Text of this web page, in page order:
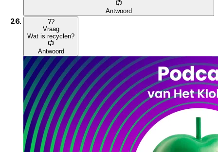
Antwoord
??
Vraag
Wat is recyclen?
Antwoord